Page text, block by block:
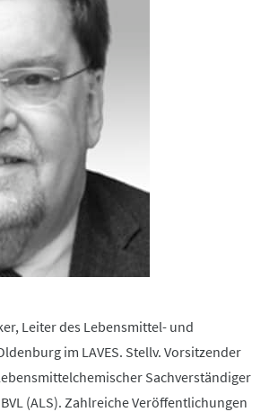
Leiter des Lebensmittel- und
im LAVES. Stellv. Vorsitzender
Sachverständiger
(ALS). Zahlreiche Veröffentlichungen